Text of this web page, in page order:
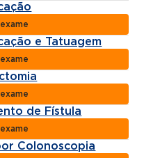
e Tatuagem
de Fístula
Colonoscopia